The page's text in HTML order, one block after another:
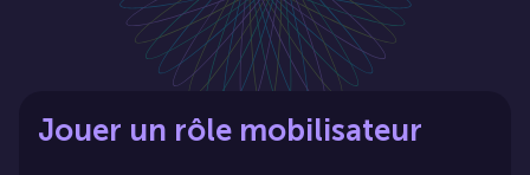
Jouer un rôle mobilisateur